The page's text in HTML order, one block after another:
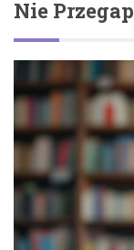
Nie Przegap